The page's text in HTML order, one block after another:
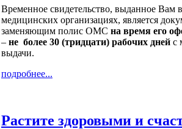
Временное свидетельство, выданное Вам
медицинских организациях, является
заменяющим полис ОМС на время его
– не более 30 (тридцати) рабочих дней с
выдачи.
подробнее...
Растите здоровыми и